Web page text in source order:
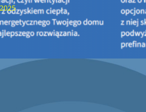
r. w siedzibie Wojewódzkiego
Środowiska i Gospodarki Wodnej w
i Gospodarki Wodnej w Kielcach
umowy w ramach
finansowania służb
3) Modernizacja energetyczna